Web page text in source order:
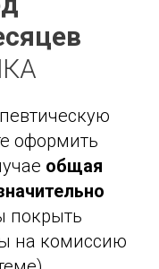
оформить
общая
покрыть
на комиссию